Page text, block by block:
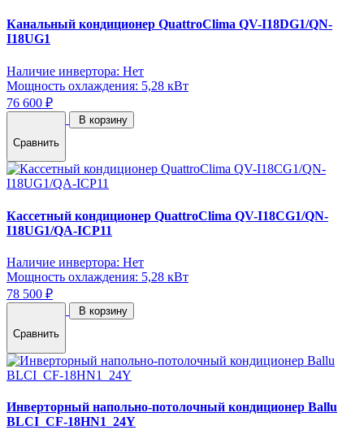
Канальный кондиционер QuattroClima QV-I18DG1/QN-
I18UG1
Наличие инвертора: Нет
Мощность охлаждения: 5,28 кВт
76 600 ₽
Сравнить
В корзину
Кассетный кондиционер QuattroClima QV-I18CG1/QN-
I18UG1/QA-ICP11
Наличие инвертора: Нет
Мощность охлаждения: 5,28 кВт
78 500 ₽
Сравнить
В корзину
Инверторный напольно-потолочный кондиционер Ballu
BLCI_CF-18HN1_24Y